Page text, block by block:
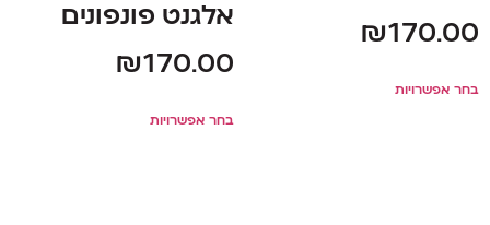
₪170.00
בחר אפשרויות
אלגנט פונפונים
₪170.00
בחר אפשרויות